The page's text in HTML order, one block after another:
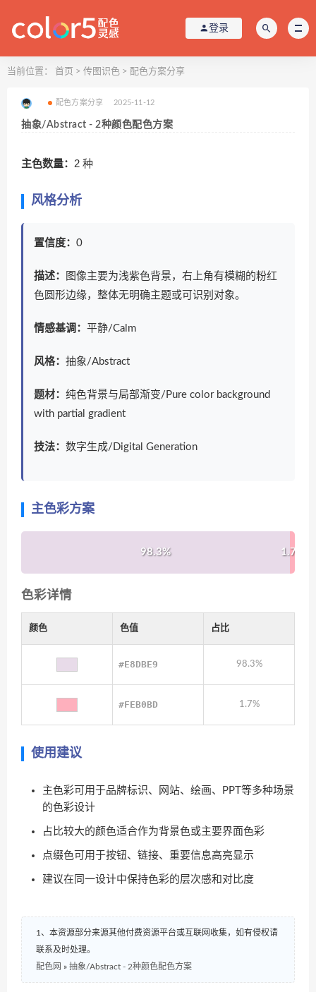
登录
当前位置： 首页 > 传图识色 > 配色方案分享
配色方案分享 2025-11-12
抽象/Abstract - 2种颜色配色方案
主色数量： 2 种
风格分析
置信度： 0
描述：
图像主要为浅紫色背景，右上角有模糊的粉红
色圆形边缘，整体无明确主题或可识别对象。
情感基调： 平静/Calm
风格： 抽象/Abstract
题材： 纯色背景与局部渐变/Pure color background
with partial gradient
技法： 数字生成/Digital Generation
主色彩方案
98.3% 1.7%
色彩详情
颜色 色值 占比
#E8DBE9 98.3%
#FEB0BD 1.7%
使用建议
主色彩可用于品牌标识、网站、绘画、PPT等多种场景
的色彩设计
占比较大的颜色适合作为背景色或主要界面色彩
点缀色可用于按钮、链接、重要信息高亮显示
建议在同一设计中保持色彩的层次感和对比度
1、本资源部分来源其他付费资源平台或互联网收集，如有侵权请
联系及时处理。
配色网 » 抽象/Abstract - 2种颜色配色方案